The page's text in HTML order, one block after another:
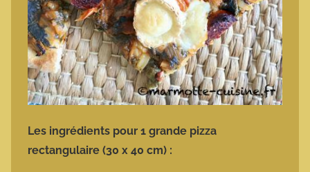
Les ingrédients pour 1 grande pizza
rectangulaire (30 x 40 cm) :